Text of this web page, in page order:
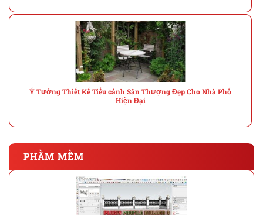
Ý Tưởng Thiết Kế Tiểu cảnh Sân Thượng Đẹp Cho Nhà Phố
Hiện Đại
PHẦM MỀM